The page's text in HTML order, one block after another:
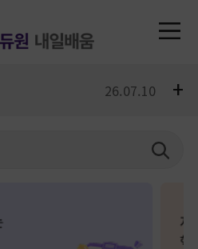
26.07.10 +